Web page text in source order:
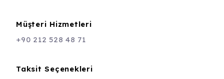
Müşteri Hizmetleri
+90 212 528 48 71
Taksit Seçenekleri